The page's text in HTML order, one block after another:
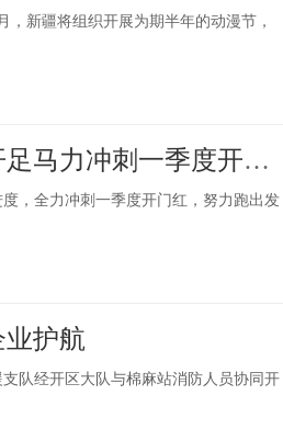
新疆将组织开展为期半年的动漫节，
马力冲刺一季度开门
，全力冲刺一季度开门红，努力跑出发
护航
队经开区大队与棉麻站消防人员协同开